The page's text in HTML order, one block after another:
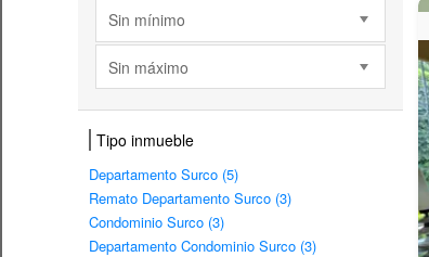
Sin mínimo
Sin máximo
Tipo inmueble
Departamento Surco (5)
Remato Departamento Surco (3)
Condominio Surco (3)
Departamento Condominio Surco (3)